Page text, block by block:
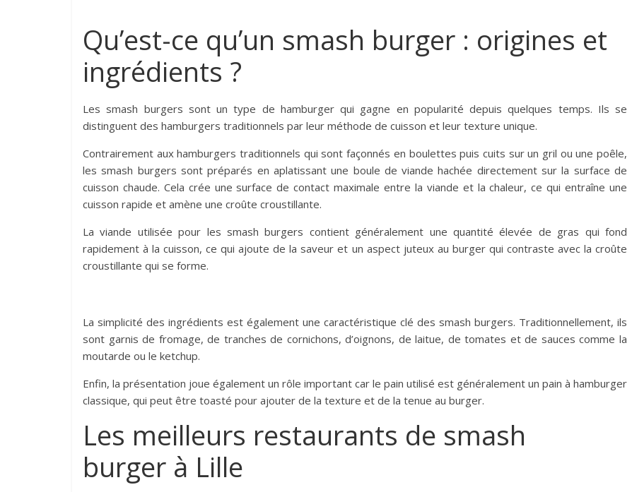
Qu’est-ce qu’un smash burger : origines et
ingrédients ?
Les smash burgers sont un type de hamburger qui gagne en popularité depuis quelques temps. Ils se
distinguent des hamburgers traditionnels par leur méthode de cuisson et leur texture unique.
Contrairement aux hamburgers traditionnels qui sont façonnés en boulettes puis cuits sur un gril ou une poêle,
les smash burgers sont préparés en aplatissant une boule de viande hachée directement sur la surface de
cuisson chaude. Cela crée une surface de contact maximale entre la viande et la chaleur, ce qui entraîne une
cuisson rapide et amène une croûte croustillante.
La viande utilisée pour les smash burgers contient généralement une quantité élevée de gras qui fond
rapidement à la cuisson, ce qui ajoute de la saveur et un aspect juteux au burger qui contraste avec la croûte
croustillante qui se forme.
La simplicité des ingrédients est également une caractéristique clé des smash burgers. Traditionnellement, ils
sont garnis de fromage, de tranches de cornichons, d’oignons, de laitue, de tomates et de sauces comme la
moutarde ou le ketchup.
Enfin, la présentation joue également un rôle important car le pain utilisé est généralement un pain à hamburger
classique, qui peut être toasté pour ajouter de la texture et de la tenue au burger.
Les meilleurs restaurants de smash
burger à Lille